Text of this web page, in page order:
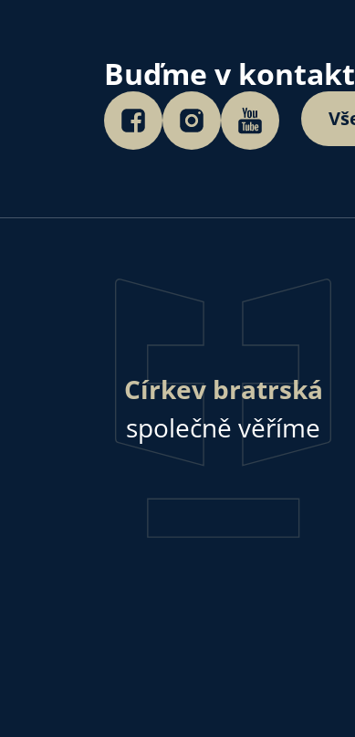
Buďme v
Církev bratrská
společně věříme